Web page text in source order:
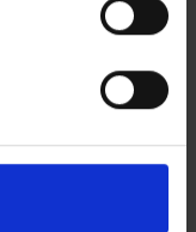
it for
data is processed
and ads, to
our traffic.